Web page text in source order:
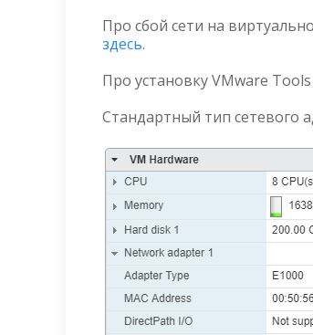
Про сбой сети на
здесь.
Про установку VMware
Стандартный тип сетевого